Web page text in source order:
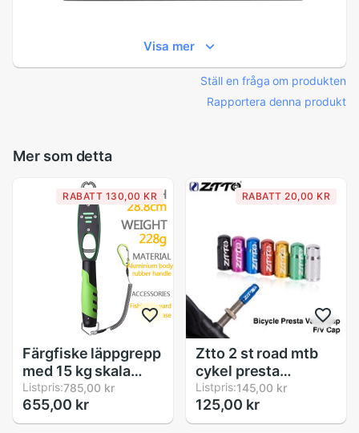
Visa mer
Ställ en fråga om produkten
Rapportera denna produkt
Mer som detta
RABATT 130,00 KR
Färgfiske läppgrepp
med 15 kg skala
bärbar fiskgripare
med mjukt
gummihandtag
Listpris:785,00 kr
655,00 kr
RABATT 20,00 KR
Ztto 2 st road mtb
cykel presta
ventilkåpor täckt
skydd dammtät
cykel presta
Listpris:145,00 kr
125,00 kr